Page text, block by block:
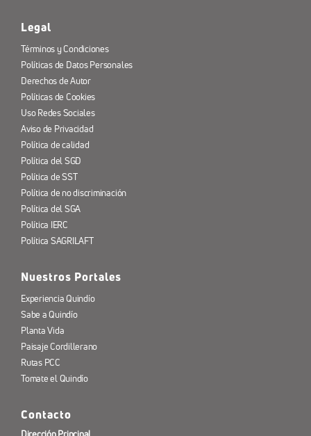
Legal
Términos y Condiciones
Políticas de Datos Personales
Derechos de Autor
Políticas de Cookies
Uso Redes Sociales
Aviso de Privacidad
Política de calidad
Política del SGD
Política de SST
Política de no discriminación
Política del SGA
Política IERC
Política SAGRILAFT
Nuestros Portales
Experiencia Quindío
Sabe a Quindío
Planta Vida
Paisaje Cordillerano
Rutas PCC
Tomate el Quindío
Contacto